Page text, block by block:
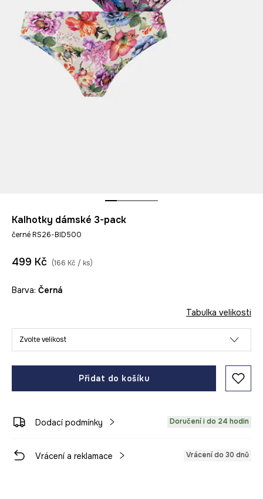
Kalhotky dámské 3-pack
černé RS26-BID500
499 Kč (166 Kč / ks)
Barva: černá
Tabulka velikosti
Zvolte velikost
Přidat do košíku
Dodací podmínky Doručení i do 24 hodin
Vrácení a reklamace Vrácení do 30 dnů